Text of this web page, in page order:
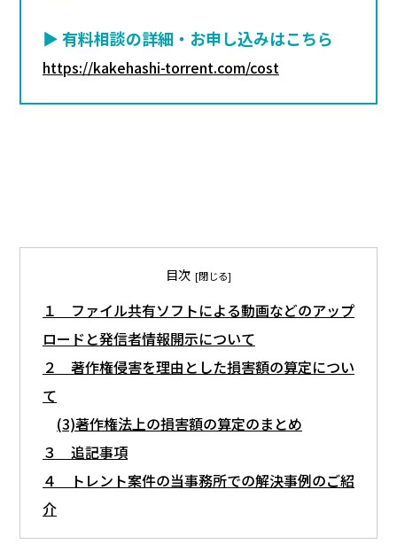
▶ 有料相談の詳細・お申し込みはこちら
https://kakehashi-torrent.com/cost
目次
１ ファイル共有ソフトによる動画などのアップ
ロードと発信者情報開示について
２ 著作権侵害を理由とした損害額の算定につい
て
(3)著作権法上の損害額の算定のまとめ
３ 追記事項
４ トレント案件の当事務所での解決事例のご紹
介